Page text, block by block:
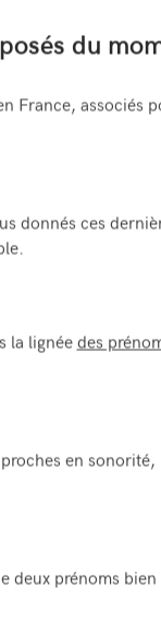
du
France, associés
donnés ces
la lignéedes
en
deux prénoms